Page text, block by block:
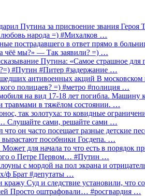
Путина за присвоение звания Героя
любовь народа =) #Михалков …
пострадавшего в ответ прямо в
чёё мы?» — Так заявили? =) …
Путина: «Самое страшное
#Путин #Питер #задержание …
антивоенных акций В московском
полицаев? =) #метро #полиция …
на вид 17-18 лет погибла. Машину
травмами в тяжёлом состоянии. …
так золотуха: то ковидные
Слушайте сами, решайте сами …
он часто посещает разные детские
пособники Госдепа. …
для начала то что есть в порядок
о Петре Первом… #Путин …
с мордой на пол экрана и
х/ф Брат #депутаты …
Суд и следствие установили, что
Просто оштрафовали… #росгвардия …